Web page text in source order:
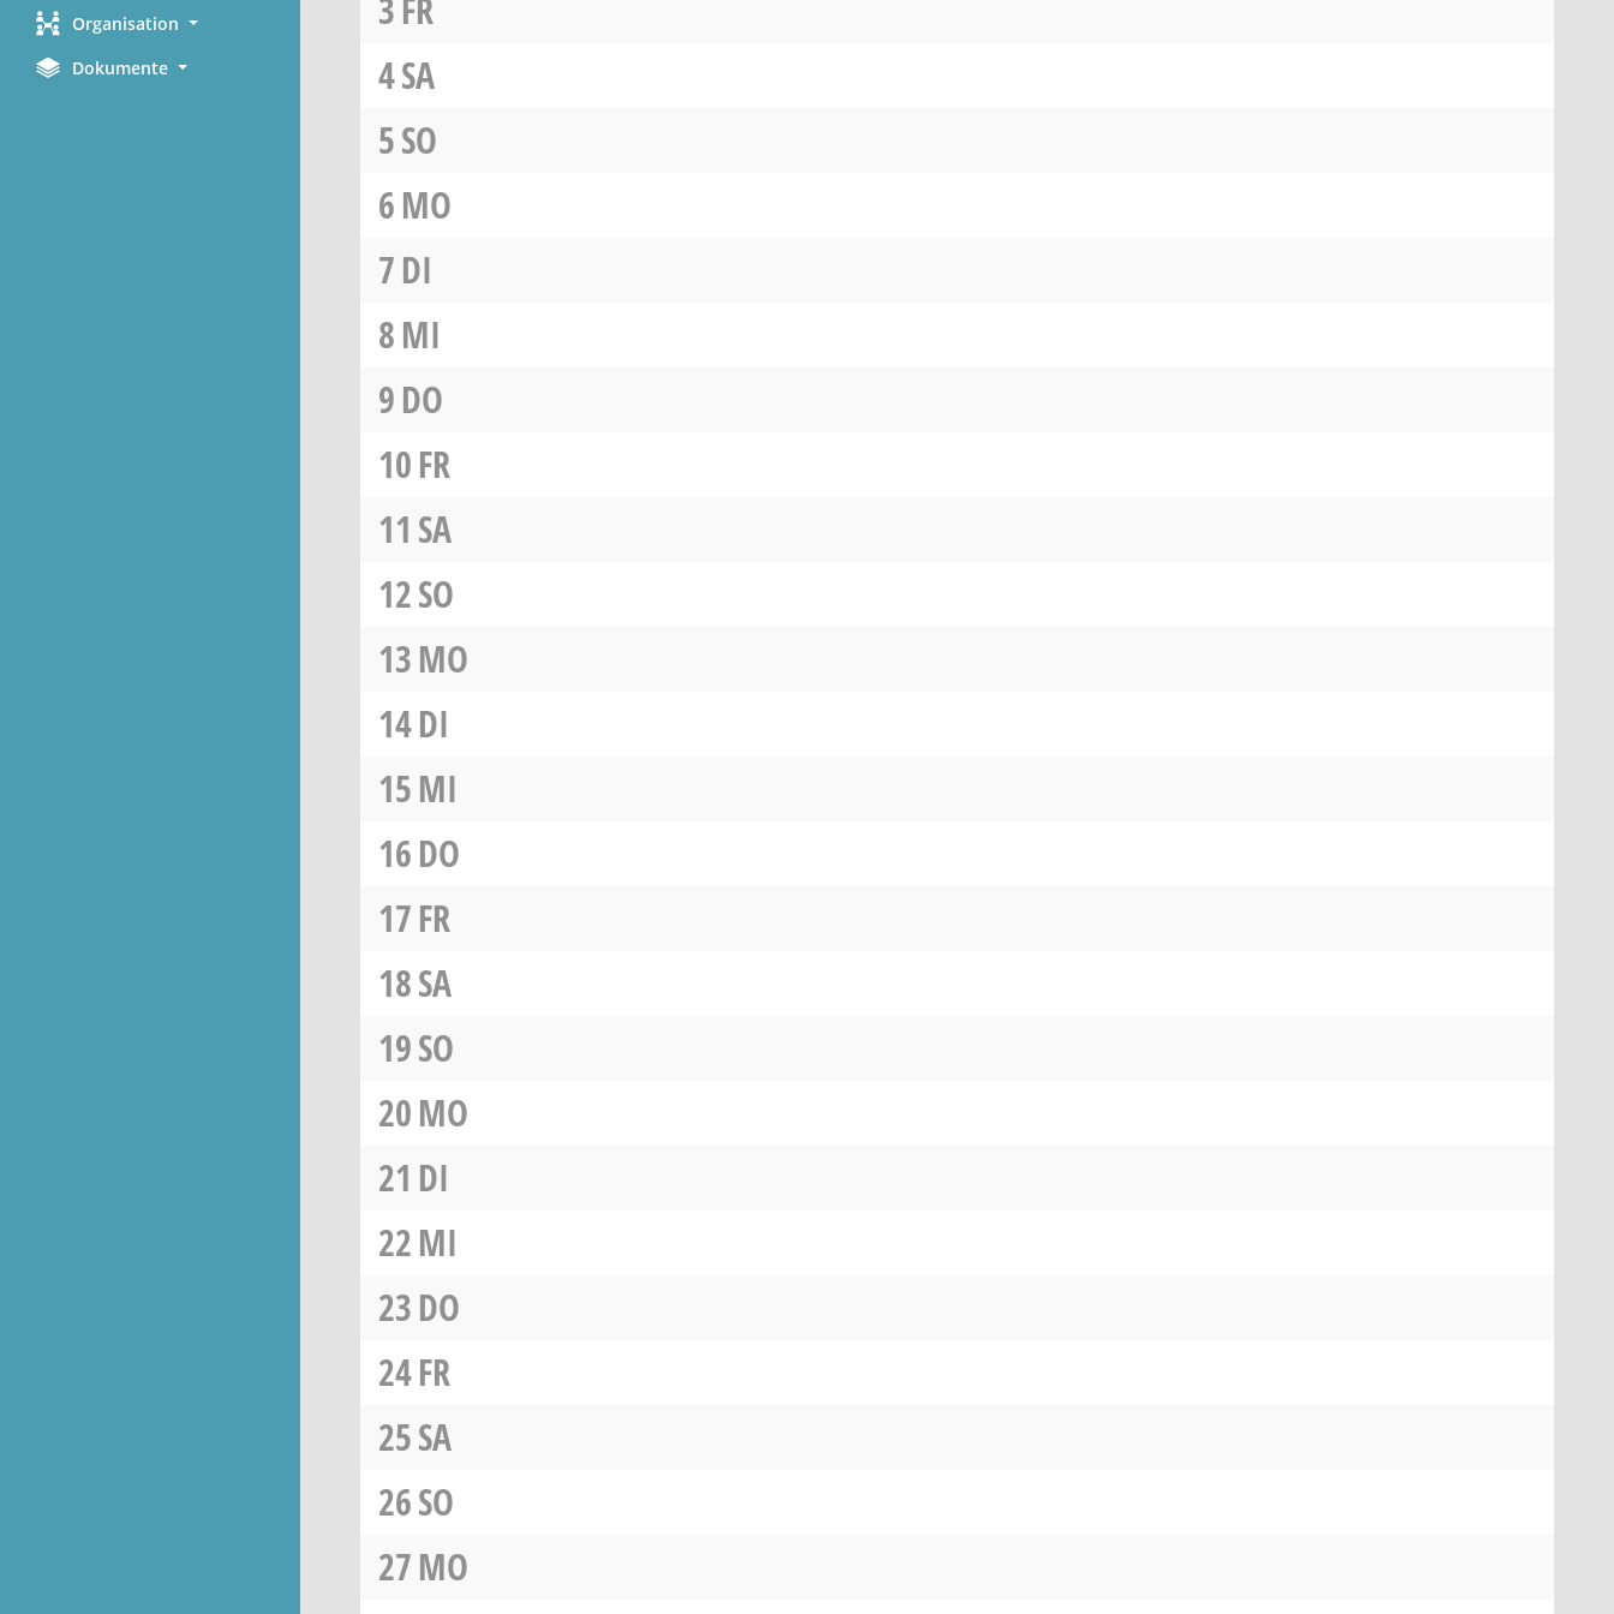
Organisation
Dokumente
3FR
4SA
5SO
6MO
7DI
8MI
9DO
10FR
11 SA
12SO
13MO
14DI
15MI
16DO
17FR
18SA
19SO
20MO
21 DI
22MI
23DO
24FR
25SA
26SO
27MO